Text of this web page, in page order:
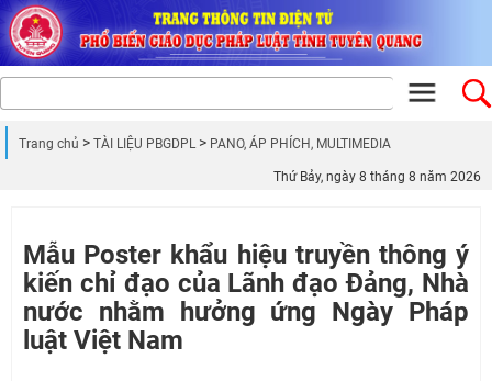
Trang chủ TÀI LIỆU PBGDPL PANO, ÁP PHÍCH, MULTIMEDIA
Thứ Bảy, ngày 8 tháng 8 năm 2026
Mẫu Poster khẩu hiệu truyền thông ý
kiến chỉ đạo của Lãnh đạo Đảng, Nhà
nước nhằm hưởng ứng Ngày Pháp
luật Việt Nam